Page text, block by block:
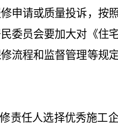
申请或质量投诉，按
委员会要加大对《住
流程和监督管理等规
责任人选择优秀施工